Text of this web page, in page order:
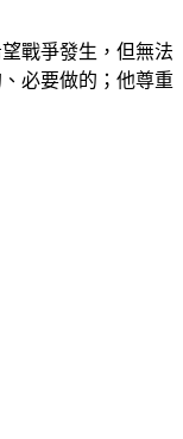
戰爭發生，但無法
必要做的；他尊重